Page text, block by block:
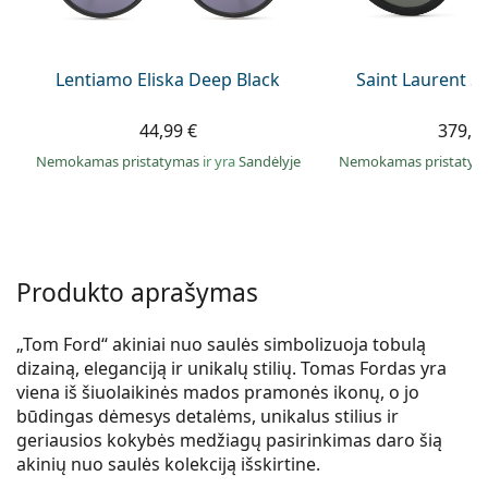
Persol
Lentiamo Eliska Deep Black
44,99 €
Nemokamas pristatymas ir yraSandėlyje
Saint Laurent
Nemokamas
Produkto aprašymas
„Tom Ford“ akiniai nuo saulės simbolizuoja tobulą
dizainą, eleganciją ir unikalų stilių. Tomas Fordas yra
viena iš šiuolaikinės mados pramonės ikonų, o jo
būdingas dėmesys detalėms, unikalus stilius ir
geriausios kokybės medžiagų pasirinkimas daro šią
akinių nuo saulės kolekciją išskirtine.